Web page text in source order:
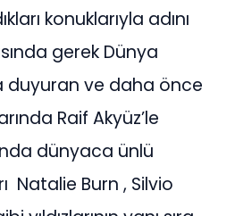
konuklarıyla adını
gerek Dünya
duyuran ve daha önce
Raif Akyüz’le
dünyaca ünlü
Natalie Burn , Silvio